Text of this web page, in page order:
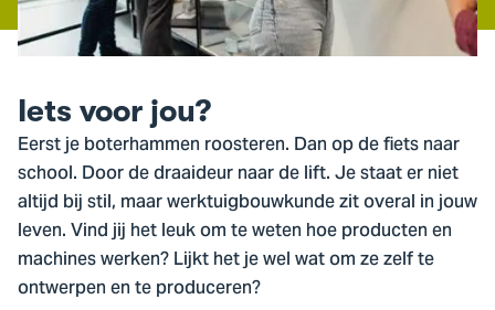
Iets voor jou?
Eerst je boterhammen roosteren. Dan op de fiets naar
school. Door de draaideur naar de lift. Je staat er niet
altijd bij stil, maar werktuigbouwkunde zit overal in jouw
leven. Vind jij het leuk om te weten hoe producten en
machines werken? Lijkt het je wel wat om ze zelf te
ontwerpen en te produceren?